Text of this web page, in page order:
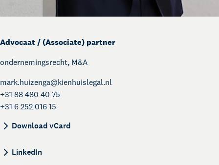
Advocaat / (Associate) partner
ondernemingsrecht, M&A
mark.huizenga@kienhuislegal.nl
+31 88 480 40 75
+31 6 252 016 15
Download vCard
LinkedIn